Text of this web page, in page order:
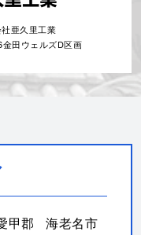
亜久里工業
田ウェルズD区画
甲郡
海老名市